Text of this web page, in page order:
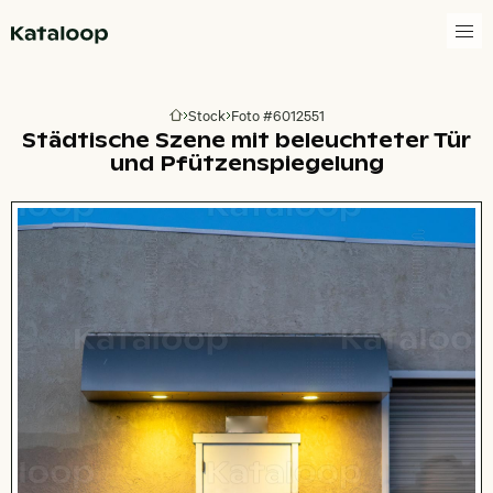
Zur Homepage
Stock Foto #6012551
Städtische Szene mit beleuchteter Tür
und Pfützenspiegelung